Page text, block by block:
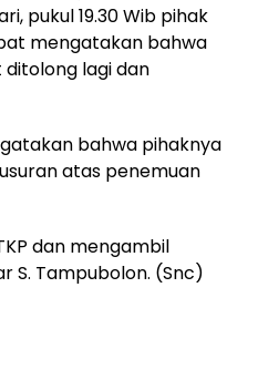
pukul 19.30 Wib pihak
mengatakan bahwa
lagi dan
bahwa pihaknya
atas penemuan
dan mengambil
S. Tampubolon. (Snc)